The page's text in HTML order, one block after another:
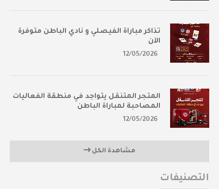
تذاكر مباراة الفيصلي و نادي الباطن متوفرة
الآن
12/05/2026
المتجر المتنقل يتواجد في منطقة الفعاليات
المصاحبة لمباراة الباطن
12/05/2026
مشاهدة الكل
التصنيفات